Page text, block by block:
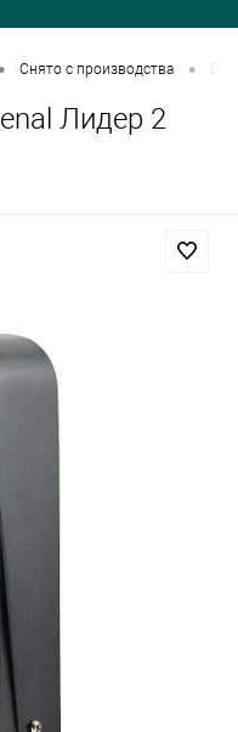
Снято с производства •
Лидер 2